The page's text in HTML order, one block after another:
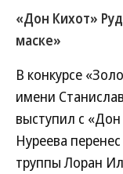
«Дон Кихот»
маске»
В конкурсе
имени
выступил с
Нуреева
труппы Лоран